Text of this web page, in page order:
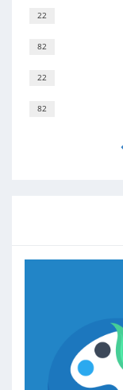
22
82
22
82